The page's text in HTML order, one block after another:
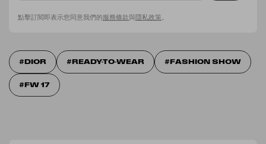
點擊訂閱即表示您同意我們的服務條款與隱私政策
DIOR READY-TO-WEAR FASHION SHOW
FW 17